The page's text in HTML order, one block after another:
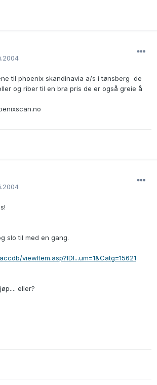
til phoenix skandinavia a/s i tønsberg de
og riber til en bra pris de er også greie å
slo til med en gang.
viewItem.asp?IDI...um=1&Catg=15621
eller?